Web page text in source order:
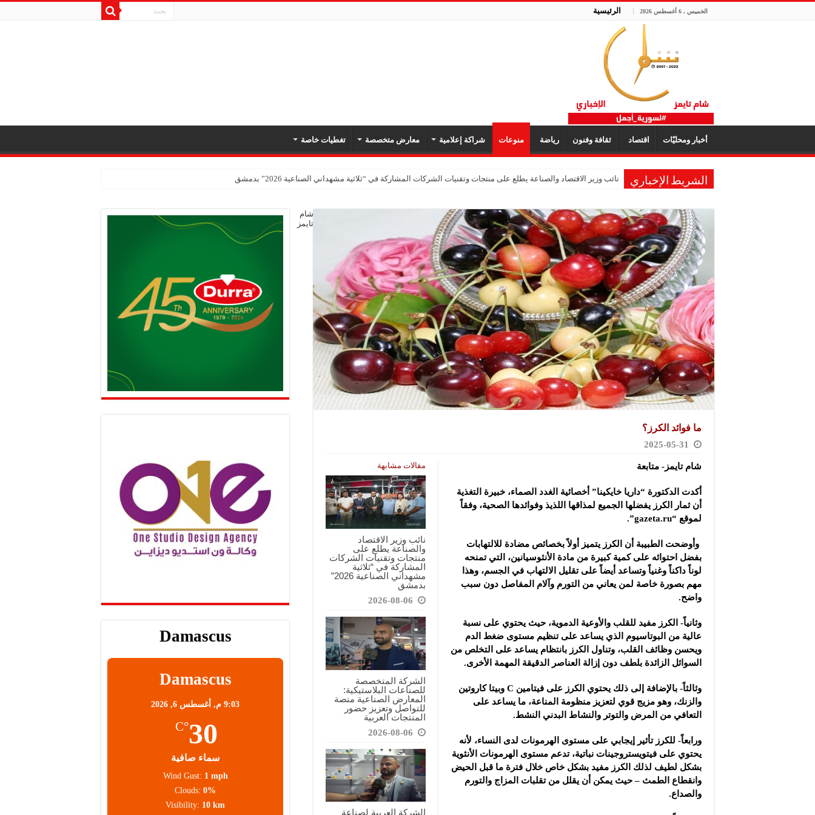
الخميس , 6 أغسطس 2026 الرئيسية
أخبار ومحليّات اقتصاد ثقافة وفنون رياضة منوعات شراكة إعلامية معارض متخصصة تغطيات خاصة
الشريط الإخباري نائب وزير الاقتصاد والصناعة يطلع على منتجات وتقنيات الشركات المشاركة في “ثلاثية مشهداني الصناعية 2026” بدمشق
ما فوائد الكرز؟
2025-05-31
مقالات مشابهة
نائب وزير الاقتصاد
والصناعة يطلع على
منتجات وتقنيات الشركات
المشاركة في “ثلاثية
مشهداني الصناعية 2026”
بدمشق
2026-08-06
الشركة المتخصصة
للصناعات البلاستيكية:
المعارض الصناعية منصة
للتواصل وتعزيز حضور
المنتجات العربية
2026-08-06
الشركة العربية لصناعة
شام تايمز- متابعة
أكدت الدكتورة “داريا خايكينا” أخصائية الغدد الصماء، خبيرة التغذية
أن ثمار الكرز يفضلها الجميع لمذاقها اللذيذ وفوائدها الصحية، وفقاً
لموقع “gazeta.ru”.
وأوضحت الطبيبة أن الكرز يتميز أولاً بخصائص مضادة للالتهابات
بفضل احتوائه على كمية كبيرة من مادة الأنثوسيانين، التي تمنحه
لوناً داكناً وغنياً وتساعد أيضاً على تقليل الالتهاب في الجسم، وهذا
مهم بصورة خاصة لمن يعاني من التورم وآلام المفاصل دون سبب
واضح.
وثانياً- الكرز مفيد للقلب والأوعية الدموية، حيث يحتوي على نسبة
عالية من البوتاسيوم الذي يساعد على تنظيم مستوى ضغط الدم
ويحسن وظائف القلب، وتناول الكرز بانتظام يساعد على التخلص من
السوائل الزائدة بلطف دون إزالة العناصر الدقيقة المهمة الأخرى.
وثالثاً- بالإضافة إلى ذلك يحتوي الكرز على فيتامين С وبيتا كاروتين
والزنك، وهو مزيج قوي لتعزيز منظومة المناعة، ما يساعد على
التعافي من المرض والتوتر والنشاط البدني النشط.
ورابعاً- للكرز تأثير إيجابي على مستوى الهرمونات لدى النساء، لأنه
يحتوي على فيتويستروجينات نباتية، تدعم مستوى الهرمونات الأنثوية
بشكل لطيف لذلك الكرز مفيد بشكل خاص خلال فترة ما قبل الحيض
وانقطاع الطمث – حيث يمكن أن يقلل من تقلبات المزاج والتورم
والصداع.
Damascus
Damascus
9:03 م, أغسطس 6, 2026
30
°C
سماء صافية
Wind Gust: 1 mph
Clouds: 0%
Visibility: 10 km
شام
تايمز